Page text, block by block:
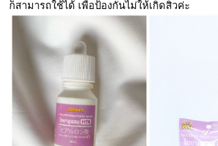
ก็สามารถใช้ได้ เพื่อป้องกันไม่ให้เกิดสิวค่ะ